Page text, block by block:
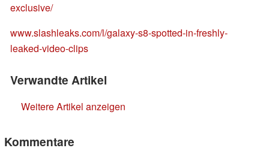
exclusive/
www.slashleaks.com/l/galaxy-s8-spotted-in-freshly-
leaked-video-clips
Verwandte Artikel
Weitere Artikel anzeigen
Kommentare